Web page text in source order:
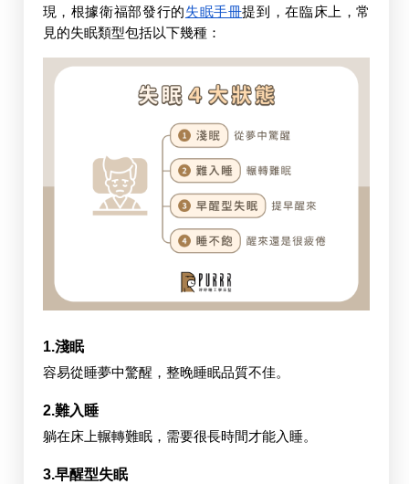
現，根據衛福部發行的失眠手冊提到，在臨床上，常
見的失眠類型包括以下幾種：
1.淺眠
容易從睡夢中驚醒，整晚睡眠品質不佳。
2.難入睡
躺在床上輾轉難眠，需要很長時間才能入睡。
3.早醒型失眠